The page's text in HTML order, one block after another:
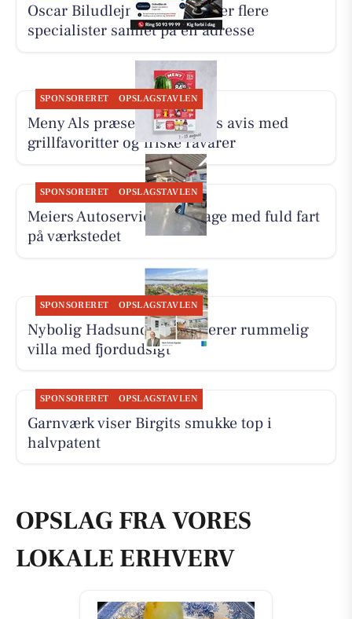
Oscar Biludlejning fremhæver flere
specialister samlet på én adresse
SPONSORERET OPSLAGSTAVLEN
Meny Als præsenterer ugens avis med
grillfavoritter og friske råvarer
SPONSORERET OPSLAGSTAVLEN
Meiers Autoservice er tilbage med fuld fart
på værkstedet
SPONSORERET OPSLAGSTAVLEN
Nybolig Hadsund præsenterer rummelig
villa med fjordudsigt
SPONSORERET OPSLAGSTAVLEN
Garnværk viser Birgits smukke top i
halvpatent
OPSLAG FRA VORES
LOKALE ERHVERV